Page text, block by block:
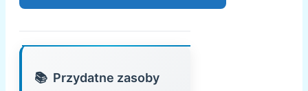
Przydatne zasoby